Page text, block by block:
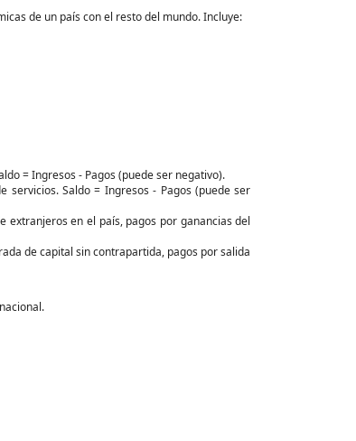
de un país con el resto del mundo. Incluye:
= Ingresos - Pagos (puede ser negativo).
Saldo = Ingresos - Pagos (puede ser
extranjeros en el país, pagos por ganancias del
de capital sin contrapartida, pagos por salida